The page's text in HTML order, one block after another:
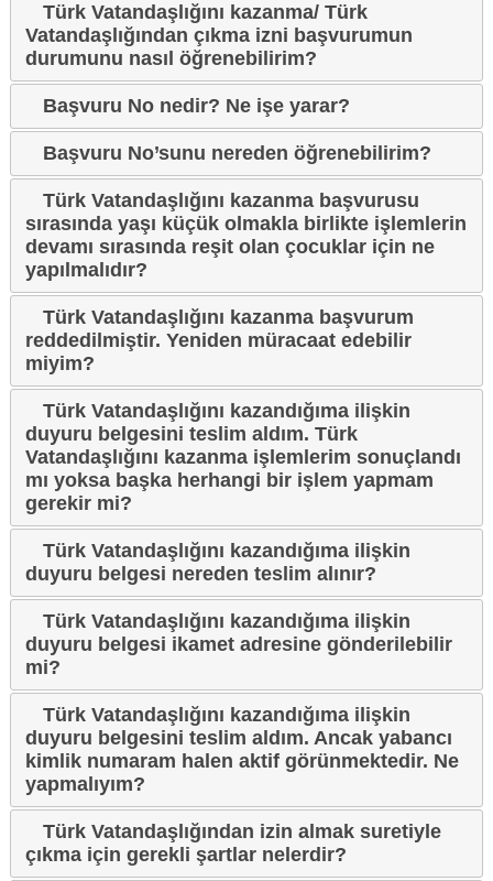
Türk Vatandaşlığını kazanma/ Türk
Vatandaşlığından çıkma izni başvurumun
durumunu nasıl öğrenebilirim?
Başvuru No nedir? Ne işe yarar?
Başvuru No’sunu nereden öğrenebilirim?
Türk Vatandaşlığını kazanma başvurusu
sırasında yaşı küçük olmakla birlikte işlemlerin
devamı sırasında reşit olan çocuklar için ne
yapılmalıdır?
Türk Vatandaşlığını kazanma başvurum
reddedilmiştir. Yeniden müracaat edebilir
miyim?
Türk Vatandaşlığını kazandığıma ilişkin
duyuru belgesini teslim aldım. Türk
Vatandaşlığını kazanma işlemlerim sonuçlandı
mı yoksa başka herhangi bir işlem yapmam
gerekir mi?
Türk Vatandaşlığını kazandığıma ilişkin
duyuru belgesi nereden teslim alınır?
Türk Vatandaşlığını kazandığıma ilişkin
duyuru belgesi ikamet adresine gönderilebilir
mi?
Türk Vatandaşlığını kazandığıma ilişkin
duyuru belgesini teslim aldım. Ancak yabancı
kimlik numaram halen aktif görünmektedir. Ne
yapmalıyım?
Türk Vatandaşlığından izin almak suretiyle
çıkma için gerekli şartlar nelerdir?